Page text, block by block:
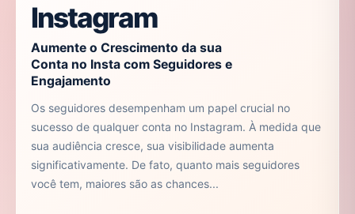
Instagram
Aumente o Crescimento da sua
Conta no Insta com Seguidores e
Engajamento
Os seguidores desempenham um papel crucial no
sucesso de qualquer conta no Instagram. À medida que
sua audiência cresce, sua visibilidade aumenta
significativamente. De fato, quanto mais seguidores
você tem, maiores são as chances...